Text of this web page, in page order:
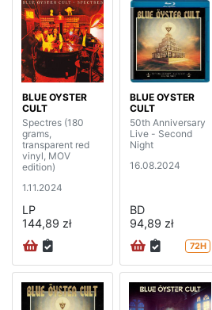
BLUE OYSTER
CULT
Spectres (180
grams,
transparent red
vinyl, MOV
edition)
1.11.2024
LP
144,89 zł
BLUE OYSTER
CULT
50th Anniversary
Live - Second
Night
16.08.2024
BD
94,89 zł
72H